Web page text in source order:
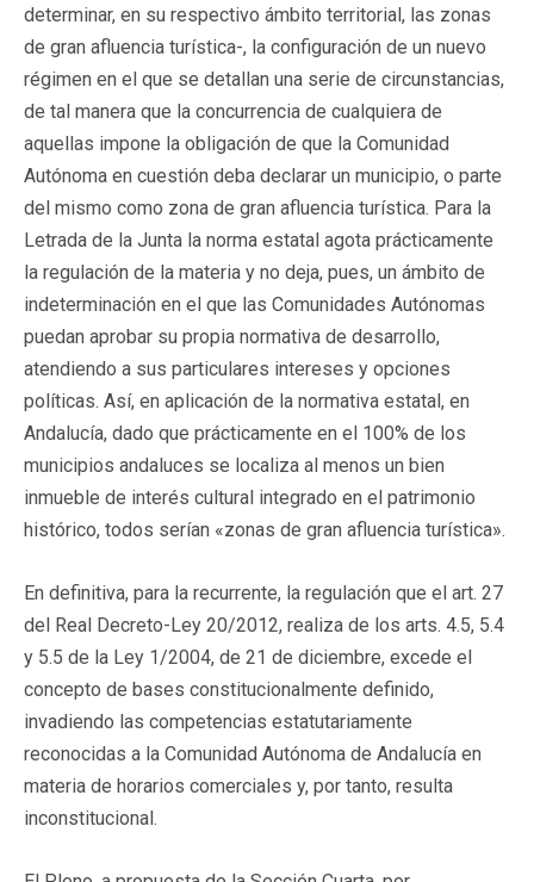
determinar, en su respectivo ámbito territorial, las zonas
de gran afluencia turística-, la configuración de un nuevo
régimen en el que se detallan una serie de circunstancias,
de tal manera que la concurrencia de cualquiera de
aquellas impone la obligación de que la Comunidad
Autónoma en cuestión deba declarar un municipio, o parte
del mismo como zona de gran afluencia turística. Para la
Letrada de la Junta la norma estatal agota prácticamente
la regulación de la materia y no deja, pues, un ámbito de
indeterminación en el que las Comunidades Autónomas
puedan aprobar su propia normativa de desarrollo,
atendiendo a sus particulares intereses y opciones
políticas. Así, en aplicación de la normativa estatal, en
Andalucía, dado que prácticamente en el 100% de los
municipios andaluces se localiza al menos un bien
inmueble de interés cultural integrado en el patrimonio
histórico, todos serían «zonas de gran afluencia turística».
En definitiva, para la recurrente, la regulación que el art. 27
del Real Decreto-Ley 20/2012, realiza de los arts. 4.5, 5.4
y 5.5 de la Ley 1/2004, de 21 de diciembre, excede el
concepto de bases constitucionalmente definido,
invadiendo las competencias estatutariamente
reconocidas a la Comunidad Autónoma de Andalucía en
materia de horarios comerciales y, por tanto, resulta
inconstitucional.